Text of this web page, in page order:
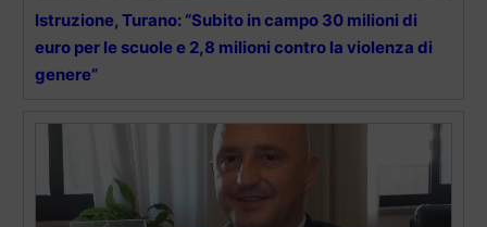
Istruzione, Turano: “Subito in campo 30 milioni di
euro per le scuole e 2,8 milioni contro la violenza di
genere”